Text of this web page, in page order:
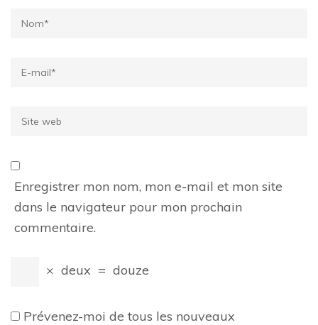
Name*
Email*
Site
Enregistrer mon nom, mon e-mail et mon site
dans le navigateur pour mon prochain
commentaire.
× deux = douze
Prévenez-moi de tous les nouveaux